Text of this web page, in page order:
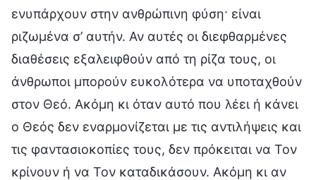
ενυπάρχουν στην ανθρώπινη φύση· είναι
ριζωμένα σ’ αυτήν. Αν αυτές οι διεφθαρμένες
διαθέσεις εξαλειφθούν από τη ρίζα τους, οι
άνθρωποι μπορούν ευκολότερα να υποταχθούν
στον Θεό. Ακόμη κι όταν αυτό που λέει ή κάνει
ο Θεός δεν εναρμονίζεται με τις αντιλήψεις και
τις φαντασιοκοπίες τους, δεν πρόκειται να Τον
κρίνουν ή να Τον καταδικάσουν. Ακόμη κι αν